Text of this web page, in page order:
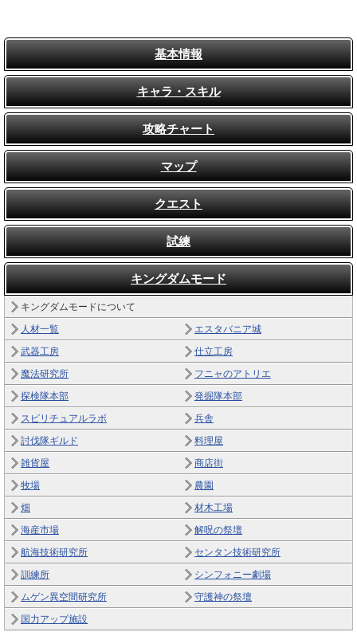
基本情報
キャラ・スキル
攻略チャート
マップ
クエスト
試練
キングダムモード
キングダムモードについて
人材一覧
エスタバニア城
武器工房
仕立工房
魔法研究所
フニャのアトリエ
探検隊本部
発掘隊本部
スピリチュアルラボ
兵舎
討伐隊ギルド
料理屋
雑貨屋
商店街
牧場
農園
畑
材木工場
海産市場
解呪の祭壇
航海技術研究所
センタン技術研究所
訓練所
シンフォニー劇場
ムゲン異空間研究所
守護神の祭壇
国力アップ施設